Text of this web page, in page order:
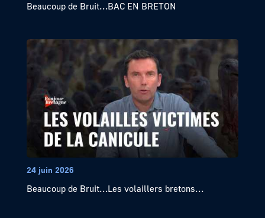
Beaucoup de Bruit…BAC EN BRETON
24 juin 2026
Beaucoup de Bruit…Les volaillers bretons...